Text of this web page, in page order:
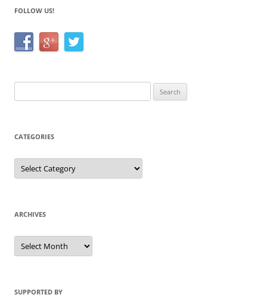
FOLLOW US!
for:
CATEGORIES
Categories
ARCHIVES
Archives
SUPPORTED BY